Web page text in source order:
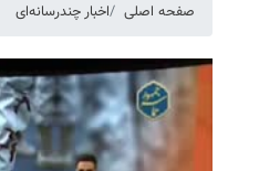
صفحه اصلی اخبار چندرسانه‌ای